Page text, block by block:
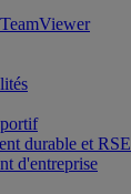
durable et RSE
d'entreprise